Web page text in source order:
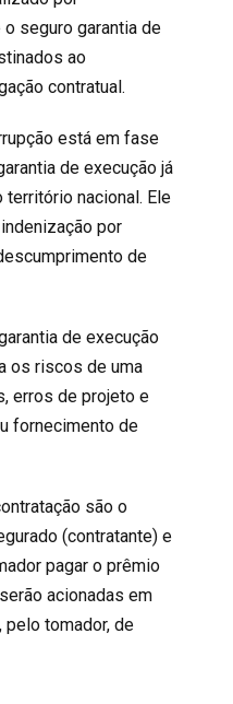
seguro garantia de
ao
contratual.
está em fase
de execução já
nacional. Ele
por
de
de execução
os riscos de uma
erros de projeto e
fornecimento de
são o
(contratante) e
pagar o prêmio
acionadas em
tomador, de